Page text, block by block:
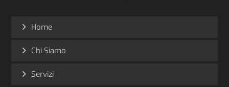
Home
Chi Siamo
Servizi